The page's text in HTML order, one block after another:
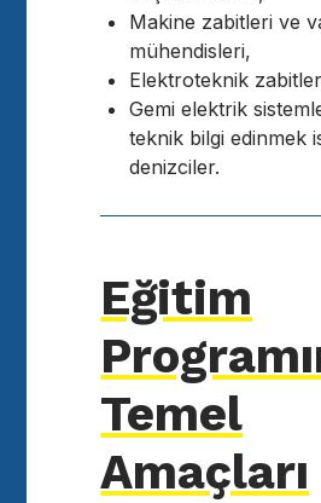
Makine zabitleri ve
mühendisleri,
Elektroteknik
Gemi elektrik
teknik bilgi edinmek
denizciler.
Eğitim
Temel
Amaçları